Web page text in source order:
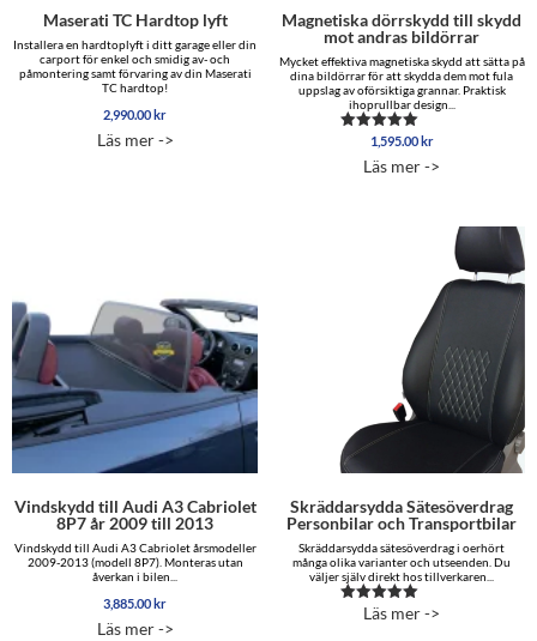
Maserati TC Hardtop lyft
Installera en hardtoplyft i ditt garage eller din
carport för enkel och smidig av- och
påmontering samt förvaring av din Maserati
TC hardtop!
2,990.00 kr
Läs mer ->
Magnetiska dörrskydd till skydd
mot andras bildörrar
Mycket effektiva magnetiska skydd att sätta på
dina bildörrar för att skydda dem mot fula
uppslag av oförsiktiga grannar. Praktisk
ihoprullbar design...
Betygsatt
av 5
1,595.00 kr
Läs mer ->
Vindskydd till Audi A3 Cabriolet
8P7 år 2009 till 2013
Vindskydd till Audi A3 Cabriolet årsmodeller
2009-2013 (modell 8P7). Monteras utan
åverkan i bilen...
3,885.00kr
Läs mer ->
Skräddarsydda Sätesöverdrag
Personbilar och Transportbilar
Skräddarsydda sätesöverdrag i oerhört
många olika varianter och utseenden. Du
väljer själv direkt hos tillverkaren...
Betygsatt
Läs mer ->